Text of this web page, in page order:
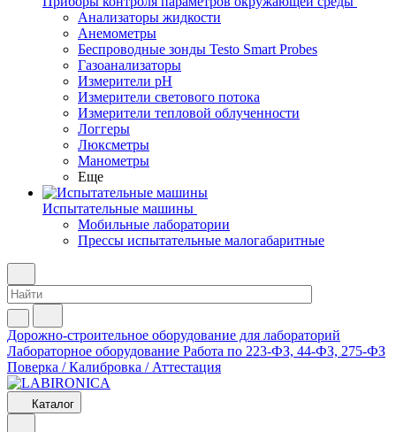
Анализаторы жидкости
Анемометры
Беспроводные зонды Testo Smart Probes
Газоанализаторы
Измерители pH
Измерители светового потока
Измерители тепловой облученности
Логгеры
Люксметры
Манометры
Еще
Испытательные машины
Мобильные лаборатории
Прессы испытательные малогабаритные
Дорожно-строительное оборудование для лабораторий
Лабораторное оборудование Работа по 223-ФЗ, 44-ФЗ, 275-ФЗ
Поверка / Калибровка / Аттестация
Каталог